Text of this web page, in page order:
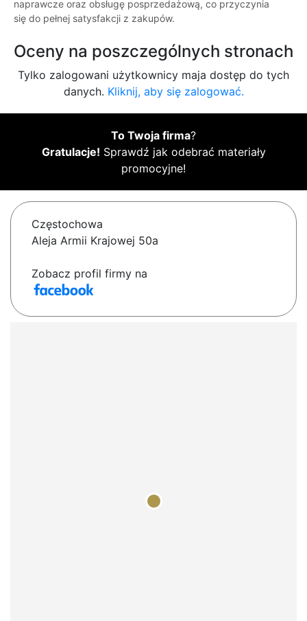
naprawcze oraz obsługę posprzedażową, co przyczynia
się do pełnej satysfakcji z zakupów.
Oceny na poszczególnych stronach
Tylko zalogowani użytkownicy maja dostęp do tych
danych. Kliknij, aby się zalogować.
To Twoja firma?
Gratulacje! Sprawdź jak odebrać materiały
promocyjne!
Częstochowa
Aleja Armii Krajowej 50a
Zobacz profil firmy na